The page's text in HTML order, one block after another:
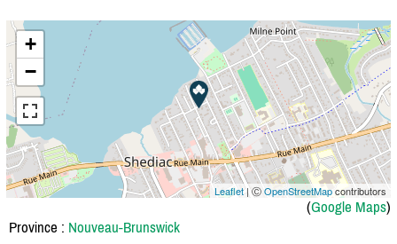
+
−
Leaflet | ⒸOpenStreetMapcontributors
(Google Maps)
Province : Nouveau-Brunswick